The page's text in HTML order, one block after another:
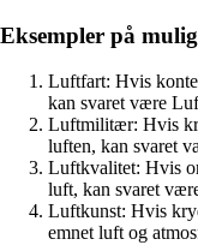
Eksempler på
Luftfart: Hvis
kan svaret være
Luftmilitær: Hvis
luften, kan svaret
Luftkvalitet: Hvis
luft, kan svaret
Luftkunst: Hvis
emnet luft og